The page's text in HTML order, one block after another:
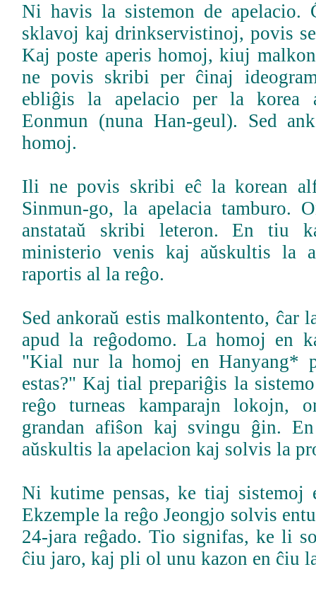
Ni havis la sistemon de apelacio.
sklavoj kaj drinkservistinoj, povis
Kaj poste aperis homoj, kiuj
ne povis skribi per ĉinaj
ebliĝis la apelacio per la korea
Eonmun (nuna Han-geul). Sed
homoj.
Ili ne povis skribi eĉ la korean
Sinmun-go, la apelacia tamburo.
anstataŭ skribi leteron. En tiu
ministerio venis kaj aŭskultis la
raportis al la reĝo.
Sed ankoraŭ estis malkontento, ĉar
apud la reĝodomo. La homoj en
"Kial nur la homoj en Hanyang*
estas?" Kaj tial prepariĝis la
reĝo turneas kamparajn lokojn,
grandan afiŝon kaj svingu ĝin.
aŭskultis la apelacion kaj solvis la
Ni kutime pensas, ke tiaj sistemoj
Ekzemple la reĝo Jeongjo solvis
24-jara reĝado. Tio signifas, ke li
ĉiu jaro, kaj pli ol unu kazon en ĉiu